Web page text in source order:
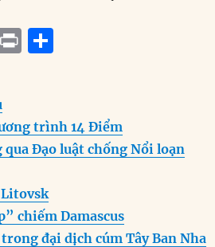
P
t
re
trình 14 Điểm
qua Đạo luật chống Nổi loạn
Litovsk
chiếm Damascus
đại dịch cúm Tây Ban Nha